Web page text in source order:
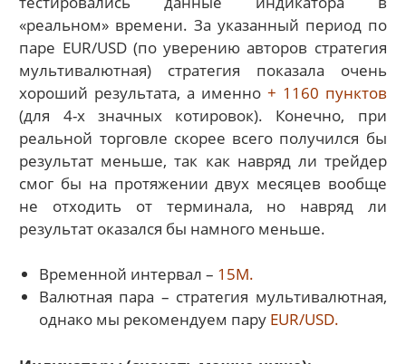
«реальном» времени. За указанный период по
паре EUR/USD (по уверению авторов стратегия
мультивалютная) стратегия показала очень
хороший результата, а именно + 1160 пунктов
(для 4-х значных котировок). Конечно, при
реальной торговле скорее всего получился бы
результат меньше, так как навряд ли трейдер
смог бы на протяжении двух месяцев вообще
не отходить от терминала, но навряд ли
результат оказался бы намного меньше.
Временной интервал – 15М.
Валютная пара – стратегия мультивалютная,
однако мы рекомендуем пару EUR/USD.